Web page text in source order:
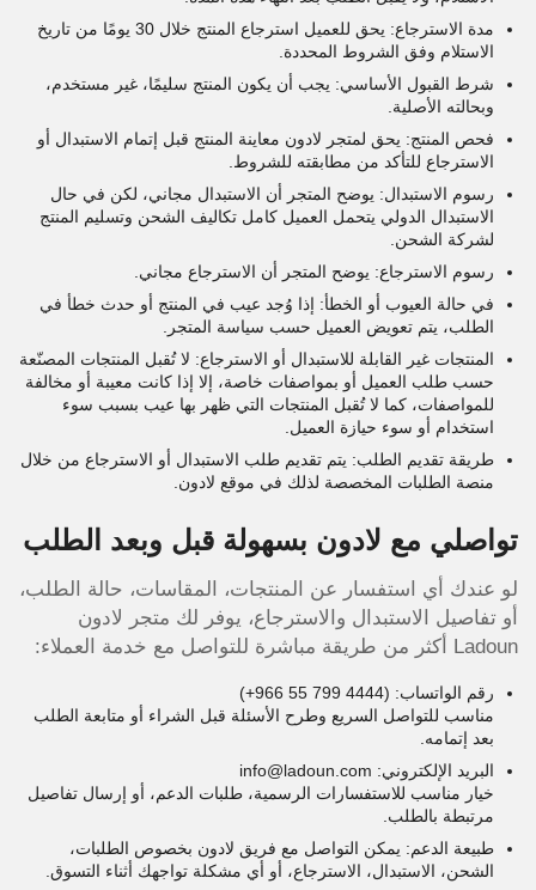
مدة الاسترجاع: يحق للعميل استرجاع المنتج خلال 30 يومًا من تاريخ
الاستلام وفق الشروط المحددة.
شرط القبول الأساسي: يجب أن يكون المنتج سليمًا، غير مستخدم،
وبحالته الأصلية.
فحص المنتج: يحق لمتجر لادون معاينة المنتج قبل إتمام الاستبدال أو
الاسترجاع للتأكد من مطابقته للشروط.
رسوم الاستبدال: يوضح المتجر أن الاستبدال مجاني، لكن في حال
الاستبدال الدولي يتحمل العميل كامل تكاليف الشحن وتسليم المنتج
لشركة الشحن.
رسوم الاسترجاع: يوضح المتجر أن الاسترجاع مجاني.
في حالة العيوب أو الخطأ: إذا وُجد عيب في المنتج أو حدث خطأ في
الطلب، يتم تعويض العميل حسب سياسة المتجر.
المنتجات غير القابلة للاستبدال أو الاسترجاع: لا تُقبل المنتجات المصنّعة
حسب طلب العميل أو بمواصفات خاصة، إلا إذا كانت معيبة أو مخالفة
للمواصفات، كما لا تُقبل المنتجات التي ظهر بها عيب بسبب سوء
استخدام أو سوء حيازة العميل.
طريقة تقديم الطلب: يتم تقديم طلب الاستبدال أو الاسترجاع من خلال
منصة الطلبات المخصصة لذلك في موقع لادون.
تواصلي مع لادون بسهولة قبل وبعد الطلب
لو عندك أي استفسار عن المنتجات، المقاسات، حالة الطلب،
أو تفاصيل الاستبدال والاسترجاع، يوفر لك متجر لادون
Ladoun أكثر من طريقة مباشرة للتواصل مع خدمة العملاء:
رقم الواتساب: ‎(+966 55 799 4444)
مناسب للتواصل السريع وطرح الأسئلة قبل الشراء أو متابعة الطلب
بعد إتمامه.
البريد الإلكتروني: info@ladoun.com
خيار مناسب للاستفسارات الرسمية، طلبات الدعم، أو إرسال تفاصيل
مرتبطة بالطلب.
طبيعة الدعم: يمكن التواصل مع فريق لادون بخصوص الطلبات،
الشحن، الاستبدال، الاسترجاع، أو أي مشكلة تواجهك أثناء التسوق.